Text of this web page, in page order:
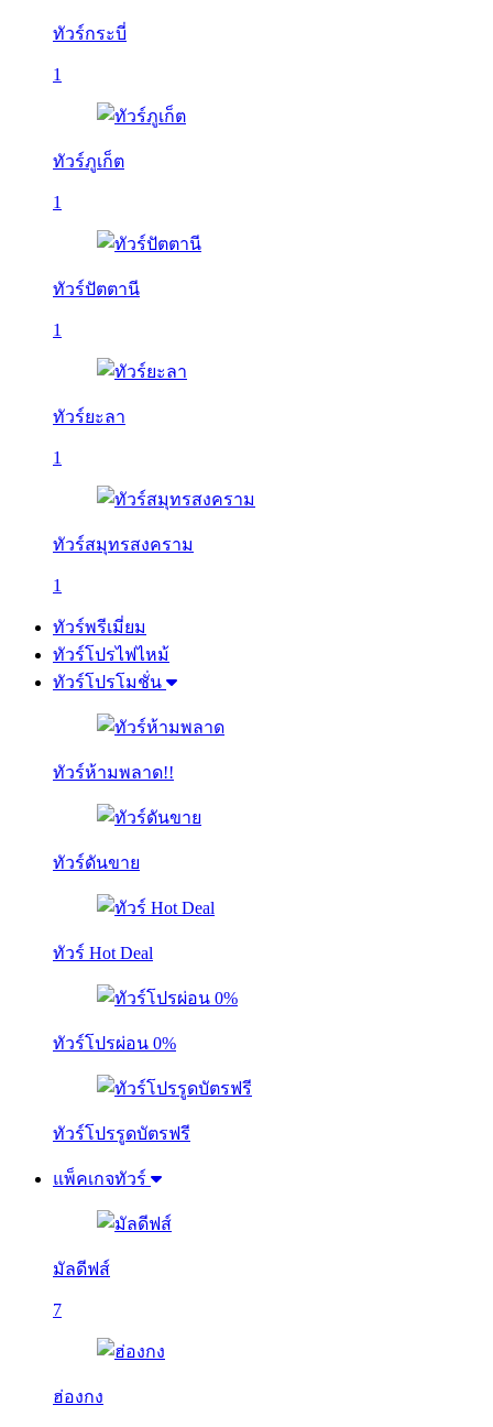
ทัวร์กระบี่
1
ทัวร์ภูเก็ต
1
ทัวร์ปัตตานี
1
ทัวร์ยะลา
1
ทัวร์สมุทรสงคราม
1
ทัวร์พรีเมี่ยม
ทัวร์โปรไฟไหม้
ทัวร์โปรโมชั่น
ทัวร์ห้ามพลาด!!
ทัวร์ดันขาย
ทัวร์ Hot Deal
ทัวร์โปรผ่อน 0%
ทัวร์โปรรูดบัตรฟรี
แพ็คเกจทัวร์
มัลดีฟส์
7
ฮ่องกง